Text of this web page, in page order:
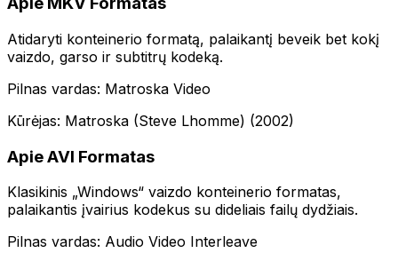
Atidaryti konteinerio formatą, palaikantį beveik bet kokį
vaizdo, garso ir subtitrų kodeką.
Pilnas vardas: Matroska Video
Kūrėjas: Matroska (Steve Lhomme) (2002)
Apie AVI Formatas
Klasikinis „Windows“ vaizdo konteinerio formatas,
palaikantis įvairius kodekus su dideliais failų dydžiais.
Pilnas vardas: Audio Video Interleave